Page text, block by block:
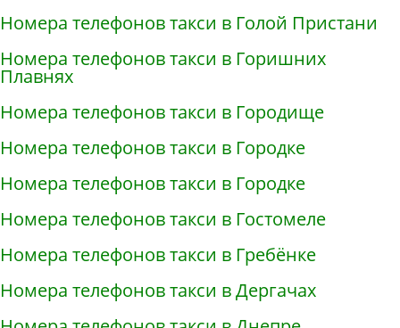
Номера телефонов такси в Голой Пристани
Номера телефонов такси в Горишних
Плавнях
Номера телефонов такси в Городище
Номера телефонов такси в Городке
Номера телефонов такси в Городке
Номера телефонов такси в Гостомеле
Номера телефонов такси в Гребёнке
Номера телефонов такси в Дергачах